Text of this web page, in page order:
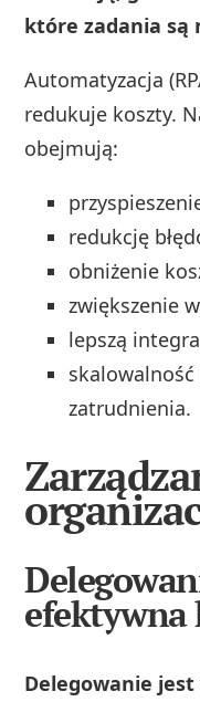
które zadania są
Automatyzacja
redukuje koszty.
obejmują:
redukcję
obniżenie
zwiększenie
lepszą
skalowalność
zatrudnienia.
efektywna
Delegowanie